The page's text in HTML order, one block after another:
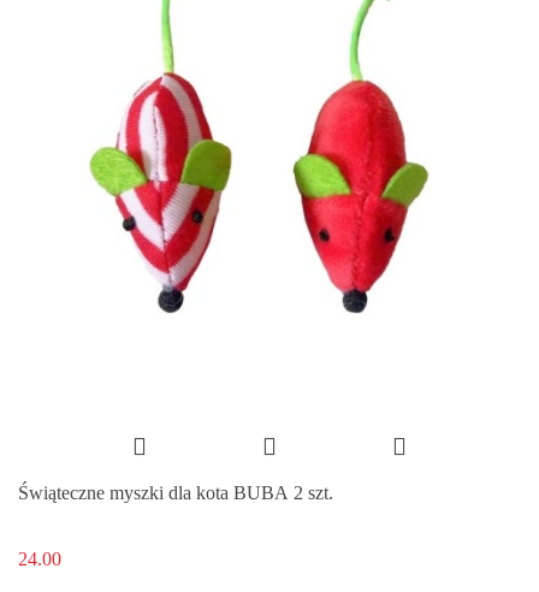
Świąteczne myszki dla kota BUBA 2 szt.
24.00